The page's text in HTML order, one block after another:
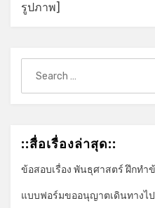
รูปภาพ]
for:
::สื่อเรื่องล่าสุด::
ข้อสอบเรื่อง พันธุศาสตร์ ฝึกทำ
แบบฟอร์มขออนุญาตเดินทางไ